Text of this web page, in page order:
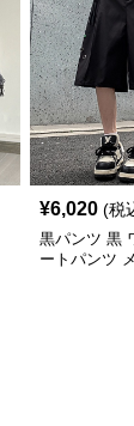
¥6,020 (税
黒パンツ 黒
ートパンツ